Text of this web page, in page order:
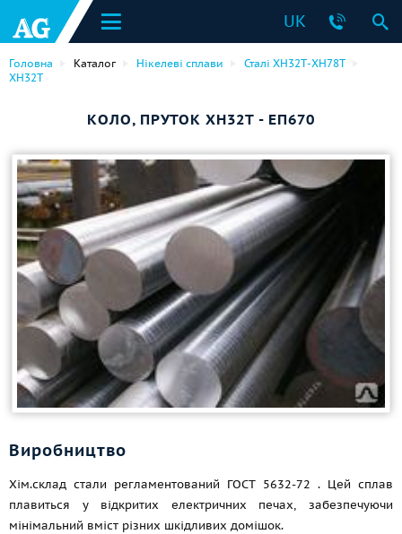
UK
Головна Каталог Нікелеві сплави
Сталі ХН32Т-ХН78Т
ХН32Т
КОЛО, ПРУТОК ХН32Т - ЕП670
Виробництво
Хім.склад стали регламентований ГОСТ 5632-72 . Цей сплав
плавиться у відкритих електричних печах, забезпечуючи
мінімальний вміст різних шкідливих домішок.